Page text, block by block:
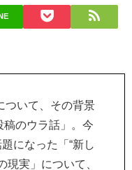
いて、その背景
稿のウラ話」。今
になった「“新し
現実」について、